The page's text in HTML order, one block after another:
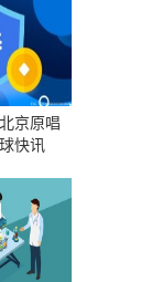
京原唱
快讯